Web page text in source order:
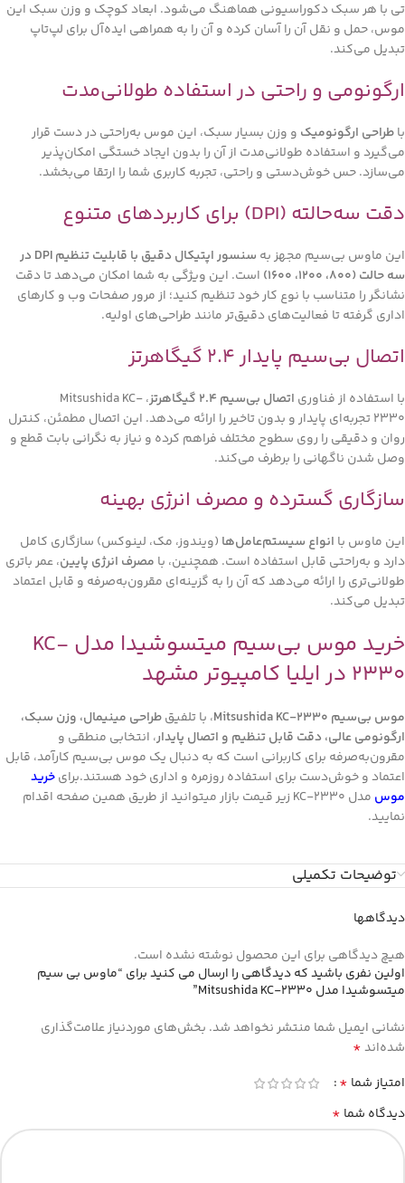
تی با هر سبک دکوراسیونی هماهنگ می‌شود. ابعاد کوچک و وزن سبک این
موس، حمل و نقل آن را آسان کرده و آن را به همراهی ایده‌آل برای لپ‌تاپ
تبدیل می‌کند.
ارگونومی و راحتی در استفاده طولانی‌مدت
باطراحی ارگونومیک و وزن بسیار سبک، این موس به‌راحتی در دست قرار
می‌گیرد و استفاده طولانی‌مدت از آن را بدون ایجاد خستگی امکان‌پذیر
می‌سازد. حس خوش‌دستی و راحتی، تجربه کاربری شما را ارتقا می‌بخشد.
دقت سه‌حالته (DPI) برای کاربردهای متنوع
این ماوس بی‌سیم مجهز به
سنسور اپتیکال دقیق با قابلیت تنظیم DPI در
سه حالت (۸۰۰، ۱۲۰۰، ۱۶۰۰)
است. این ویژگی به شما امکان می‌دهد تا دقت
نشانگر را متناسب با نوع کار خود تنظیم کنید؛ از مرور صفحات وب و کارهای
اداری گرفته تا فعالیت‌های دقیق‌تر مانند طراحی‌های اولیه.
اتصال بی‌سیم پایدار ۲.۴ گیگاهرتز
با استفاده از فناوری اتصال بی‌سیم ۲.۴ گیگاهرتز
، Mitsushida KC-
2330 تجربه‌ای پایدار و بدون تاخیر را ارائه می‌دهد. این اتصال مطمئن، کنترل
روان و دقیقی را روی سطوح مختلف فراهم کرده و نیاز به نگرانی بابت قطع و
وصل شدن ناگهانی را برطرف می‌کند.
سازگاری گسترده و مصرف انرژی بهینه
این ماوس با انواع سیستم‌عامل‌ها (ویندوز، مک، لینوکس) سازگاری کامل
دارد و به‌راحتی قابل استفاده است. همچنین، با مصرف انرژی پایین، عمر باتری
طولانی‌تری را ارائه می‌دهد که آن را به گزینه‌ای مقرون‌به‌صرفه و قابل اعتماد
تبدیل می‌کند.
خرید موس بی‌سیم میتسوشیدا مدل KC-
2330 در ایلیا کامپیوتر مشهد
موس بی‌سیم Mitsushida KC-2330 ، با تلفیقطراحی مینیمال، وزن سبک،
ارگونومی عالی، دقت قابل تنظیم و اتصال پایدار، انتخابی منطقی و
مقرون‌به‌صرفه برای کاربرانی است که به دنبال یک موس بی‌سیم کارآمد، قابل
اعتماد و خوش‌دست برای استفاده روزمره و اداری خود هستند.برایخرید
موس
مدل KC-2330 زیر قیمت بازار میتوانید از طریق همین صفحه اقدام
نمایید.
توضیحات تکمیلی
دیدگاهها
هیچ دیدگاهی برای این محصول نوشته نشده است.
اولین نفری باشید که دیدگاهی را ارسال می کنید برای “ماوس بی سیم
میتسوشیدا مدل Mitsushida KC-2330”
نشانی ایمیل شما منتشر نخواهد شد. بخش‌های موردنیاز علامت‌گذاری
شده‌اند*
امتیاز شما *
دیدگاه شما *